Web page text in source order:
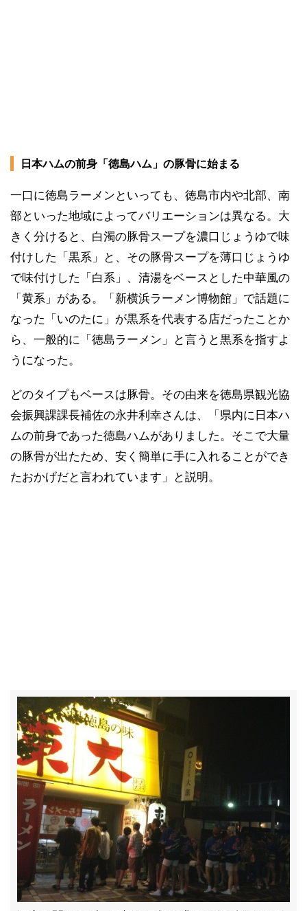
日本ハムの前身「徳島ハム」の豚骨に始まる
一口に徳島ラーメンといっても、徳島市内や北部、南
部といった地域によってバリエーションは異なる。大
きく分けると、白濁の豚骨スープを濃口じょうゆで味
付けした「黒系」と、その豚骨スープを薄口じょうゆ
で味付けした「白系」、清湯をベースとした中華風の
「黄系」がある。「新横浜ラーメン博物館」で話題に
なった「いのたに」が黒系を代表する店だったことか
ら、一般的に「徳島ラーメン」と言うと黒系を指すよ
うになった。
どのタイプもベースは豚骨。その由来を徳島県観光協
会振興課課長補佐の永井利幸さんは、「県内に日本ハ
ムの前身であった徳島ハムがありました。そこで大量
の豚骨が出たため、安く簡単に手に入れることができ
たおかげだと言われています」と説明。